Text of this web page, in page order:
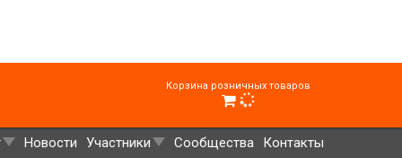
Корзина розничных товаров
Новости Участники Сообщества Контакты